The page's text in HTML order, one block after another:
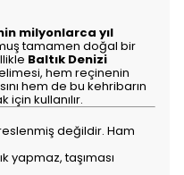
milyonlarca yıl
tamamen doğal bir
Baltık Denizi
hem reçinenin
hem de bu kehribarın
için kullanılır.
değildir. Ham
yapmaz, taşıması